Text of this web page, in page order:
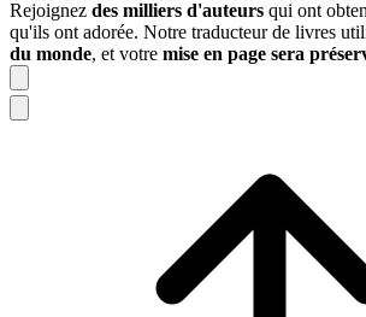
Rejoignez des milliers d'auteurs qui ont
qu'ils ont adorée. Notre traducteur de livres
du monde, et votre mise en page sera